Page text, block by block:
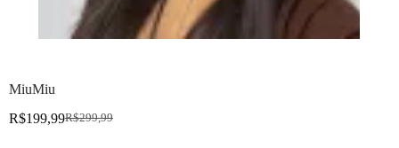
MiuMiu
R$299,99
R$199,99